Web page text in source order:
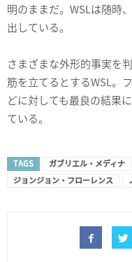
明のままだ。WSLは随時
出している。
さまざまな外形的事実を
筋を立てるとするWSL。
どに対しても最良の結果
ている。
TAGS ガブリエル・メディナ
ジョンジョン・フローレンス